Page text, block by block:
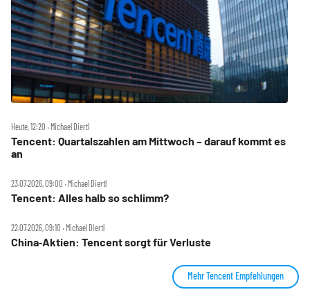
Heute, 12:20 ‧ Michael Diertl
Tencent: Quartalszahlen am Mittwoch – darauf kommt es
an
23.07.2026, 09:00 ‧ Michael Diertl
Tencent: Alles halb so schlimm?
22.07.2026, 09:10 ‧ Michael Diertl
China‑Aktien: Tencent sorgt für Verluste
Mehr Tencent Empfehlungen